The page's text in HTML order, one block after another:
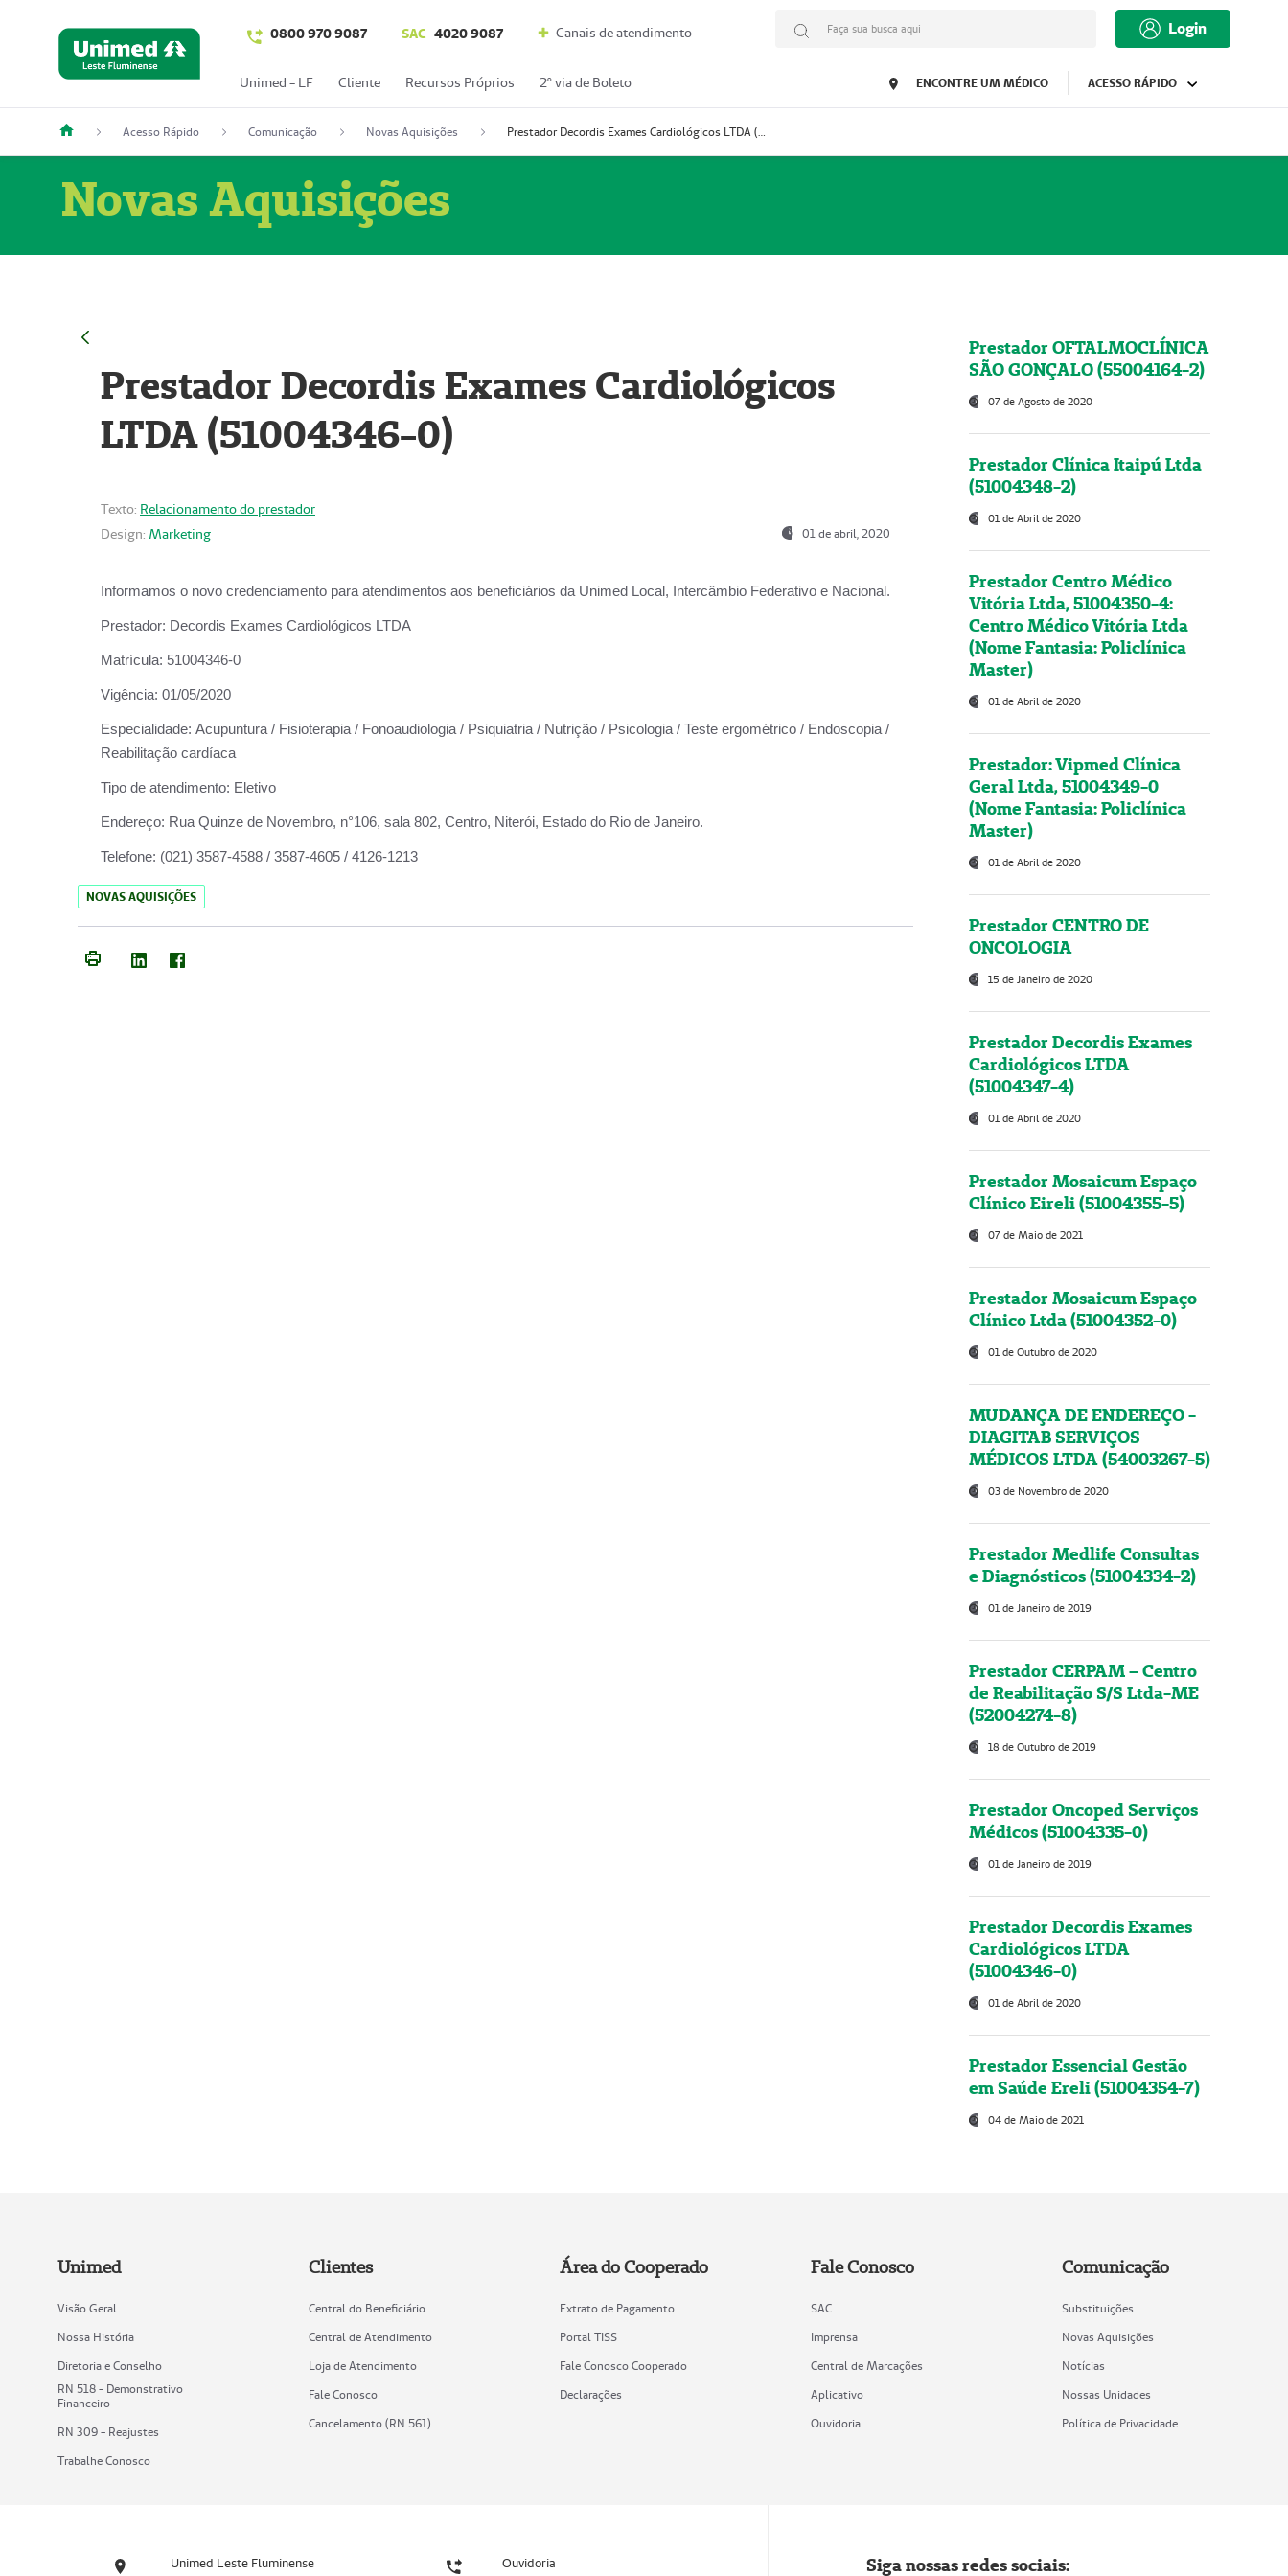
0800 970 9087 SAC 4020 9087 Canais de atendimento Faça sua busca aqui Login
Unimed - LF Cliente Recursos Próprios 2º via de Boleto ENCONTRE UM MÉDICO ACESSO RÁPIDO
Acesso Rápido Comunicação Novas Aquisições Prestador Decordis Exames Cardiológicos LTDA (51004346-0)
Novas Aquisições
Prestador Decordis Exames Cardiológicos
LTDA (51004346-0)
Texto: Relacionamento do prestador
Design: Marketing 01 de abril, 2020
Informamos o novo credenciamento para atendimentos aos beneficiários da Unimed Local, Intercâmbio Federativo e Nacional.
Prestador: Decordis Exames Cardiológicos LTDA
Matrícula: 51004346-0
Vigência: 01/05/2020
Especialidade: Acupuntura / Fisioterapia / Fonoaudiologia / Psiquiatria / Nutrição / Psicologia / Teste ergométrico / Endoscopia /
Reabilitação cardíaca
Tipo de atendimento: Eletivo
Endereço: Rua Quinze de Novembro, n°106, sala 802, Centro, Niterói, Estado do Rio de Janeiro.
Telefone: (021) 3587-4588 / 3587-4605 / 4126-1213
NOVAS AQUISIÇÕES
Prestador OFTALMOCLÍNICA
SÃO GONÇALO (55004164-2)
07 de Agosto de 2020
Prestador Clínica Itaipú Ltda
(51004348-2)
01 de Abril de 2020
Prestador Centro Médico
Vitória Ltda, 51004350-4:
Centro Médico Vitória Ltda
(Nome Fantasia: Policlínica
Master)
01 de Abril de 2020
Prestador: Vipmed Clínica
Geral Ltda, 51004349-0
(Nome Fantasia: Policlínica
Master)
01 de Abril de 2020
Prestador CENTRO DE
ONCOLOGIA
15 de Janeiro de 2020
Prestador Decordis Exames
Cardiológicos LTDA
(51004347-4)
01 de Abril de 2020
Prestador Mosaicum Espaço
Clínico Eireli (51004355-5)
07 de Maio de 2021
Prestador Mosaicum Espaço
Clínico Ltda (51004352-0)
01 de Outubro de 2020
MUDANÇA DE ENDEREÇO -
DIAGITAB SERVIÇOS
MÉDICOS LTDA (54003267-5)
03 de Novembro de 2020
Prestador Medlife Consultas
e Diagnósticos (51004334-2)
01 de Janeiro de 2019
Prestador CERPAM – Centro
de Reabilitação S/S Ltda-ME
(52004274-8)
18 de Outubro de 2019
Prestador Oncoped Serviços
Médicos (51004335-0)
01 de Janeiro de 2019
Prestador Decordis Exames
Cardiológicos LTDA
(51004346-0)
01 de Abril de 2020
Prestador Essencial Gestão
em Saúde Ereli (51004354-7)
04 de Maio de 2021
Unimed
Visão Geral
Nossa História
Diretoria e Conselho
RN 518 - Demonstrativo
Financeiro
RN 309 - Reajustes
Trabalhe Conosco
Clientes
Central do Beneficiário
Central de Atendimento
Loja de Atendimento
Fale Conosco
Cancelamento (RN 561)
Área do Cooperado
Extrato de Pagamento
Portal TISS
Fale Conosco Cooperado
Declarações
Fale Conosco
SAC
Imprensa
Central de Marcações
Aplicativo
Ouvidoria
Comunicação
Substituições
Novas Aquisições
Notícias
Nossas Unidades
Política de Privacidade
Unimed Leste Fluminense Ouvidoria Siga nossas redes sociais: